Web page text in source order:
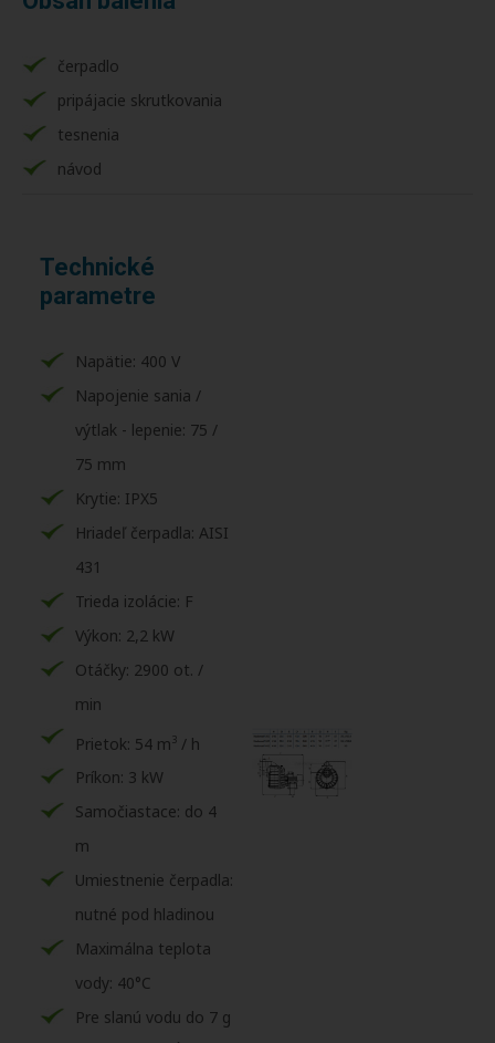
čerpadlo
pripájacie skrutkovania
tesnenia
návod
Technické
parametre
Napätie: 400 V
Napojenie sania /
výtlak - lepenie: 75 /
75 mm
Krytie: IPX5
Hriadeľ čerpadla: AISI
431
Trieda izolácie: F
Výkon: 2,2 kW
Otáčky: 2900 ot. /
min
Prietok: 54 m3 / h
Príkon: 3 kW
Samočiastace: do 4
m
Umiestnenie čerpadla:
nutné pod hladinou
Maximálna teplota
vody: 40°C
Pre slanú vodu do 7 g